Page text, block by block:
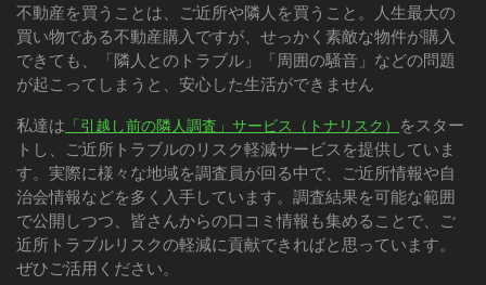
不動産を買うことは、ご近所や隣人を買うこと。人生最大の
買い物である不動産購入ですが、せっかく素敵な物件が購入
できても、「隣人とのトラブル」「周囲の騒音」などの問題
が起こってしまうと、安心した生活ができません
私達は 「引越し前の隣人調査」サービス（トナリスク） をスター
トし、ご近所トラブルのリスク軽減サービスを提供していま
す。実際に様々な地域を調査員が回る中で、ご近所情報や自
治会情報などを多く入手しています。調査結果を可能な範囲
で公開しつつ、皆さんからの口コミ情報も集めることで、ご
近所トラブルリスクの軽減に貢献できればと思っています。
ぜひご活用ください。